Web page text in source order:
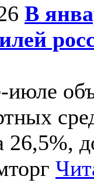
В
июле
26,5%,